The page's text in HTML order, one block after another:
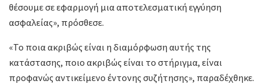
θέσουμε σε εφαρμογή μια αποτελεσματική εγγύηση
ασφαλείας», πρόσθεσε.
«Το ποια ακριβώς είναι η διαμόρφωση αυτής της
κατάστασης, ποιο ακριβώς είναι το στήριγμα, είναι
προφανώς αντικείμενο έντονης συζήτησης», παραδέχθηκε.